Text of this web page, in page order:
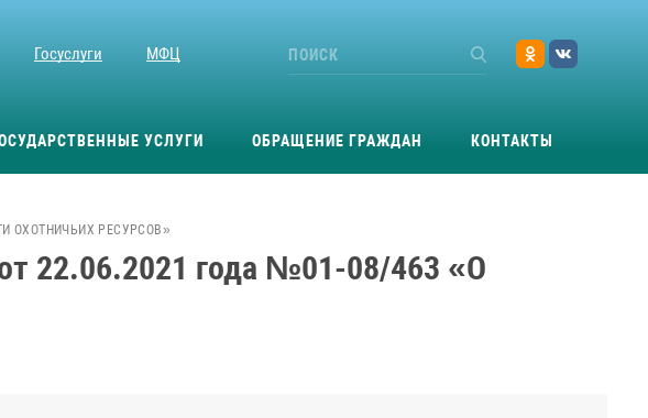
Госуслуги МФЦ
УСЛУГИ ОБРАЩЕНИЕ ГРАЖДАН КОНТАКТЫ
ОХОТНИЧЬИХ РЕСУРСОВ»
22.06.2021 года №01-08/463 «О